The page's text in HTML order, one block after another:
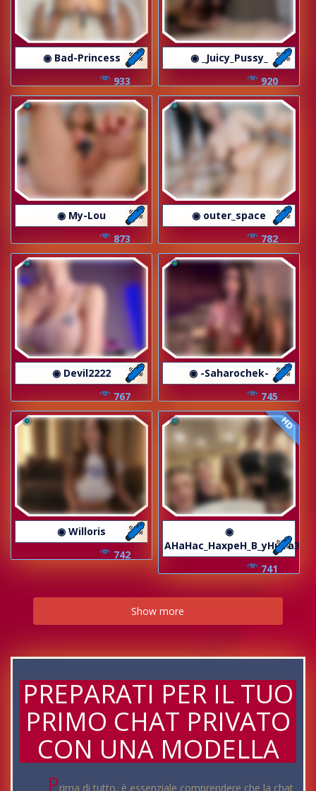
◉ Bad-Princess
933
◉ _Juicy_Pussy_
920
◉ My-Lou
873
◉ outer_space
782
◉ Devil2222
767
◉ -Saharochek-
745
◉ Willoris
742
HD
◉
AHaHac_HaxpeH_B_yHuTa3
741
Show more
PREPARATI PER IL TUO
PRIMO CHAT PRIVATO
CON UNA MODELLA
Prima di tutto, è essenziale comprendere che la chat